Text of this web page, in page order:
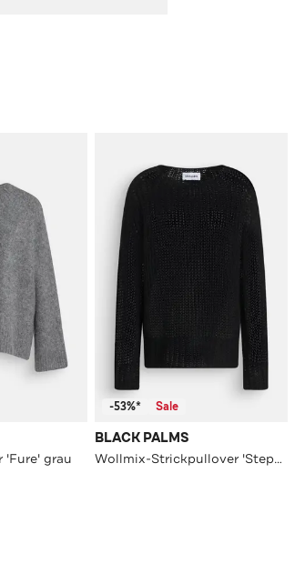
grau
-53%* Sale
BLACK PALMS
Wollmix-Strickpullover 'Stephl' schwarz